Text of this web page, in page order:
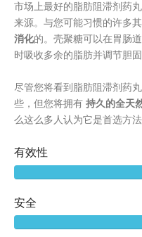
市场上最好的脂肪阻滞剂药
来源。与您可能习惯的许多
消化的。壳聚糖可以在胃肠
时吸收多余的脂肪并调节胆固
尽管您将看到脂肪阻滞剂药
些，但您将拥有 持久的全天
么这么多人认为它是首选方法
有效性
安全